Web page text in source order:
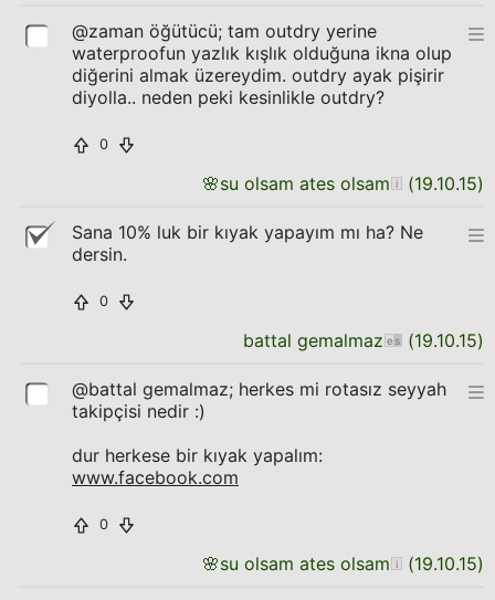
@zaman öğütücü; tam outdry yerine
waterproofun yazlık kışlık olduğuna ikna olup
diğerini almak üzereydim. outdry ayak pişirir
diyolla.. neden peki kesinlikle outdry?
0
🌸su olsam ates olsam (19.10.15)
Sana 10% luk bir kıyak yapayım mı ha? Ne
dersin.
0
battal gemalmaz (19.10.15)
@battal gemalmaz; herkes mi rotasız seyyah
takipçisi nedir :)
dur herkese bir kıyak yapalım:
www.facebook.com
0
🌸su olsam ates olsam (19.10.15)